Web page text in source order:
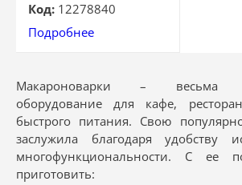
Код: 12278840
Подробнее
Макароноварки – весьма
оборудование для кафе,
быстрого питания. Свою
заслужила благодаря удобству
многофункциональности. С ее
приготовить: